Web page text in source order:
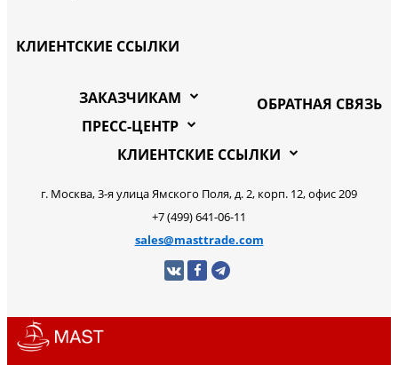
КЛИЕНТСКИЕ ССЫЛКИ
ОБРАТНАЯ СВЯЗЬ
ЗАКАЗЧИКАМ
ПРЕСС-ЦЕНТР
КЛИЕНТСКИЕ ССЫЛКИ
г. Москва, 3-я улица Ямского Поля, д. 2, корп. 12, офис 209
+7 (499) 641-06-11
sales@masttrade.com